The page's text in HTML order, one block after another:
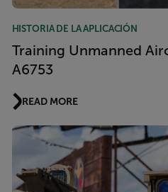
HISTORIA DE LA APLICACIÓN
Training Unmanned
A6753
READ MORE